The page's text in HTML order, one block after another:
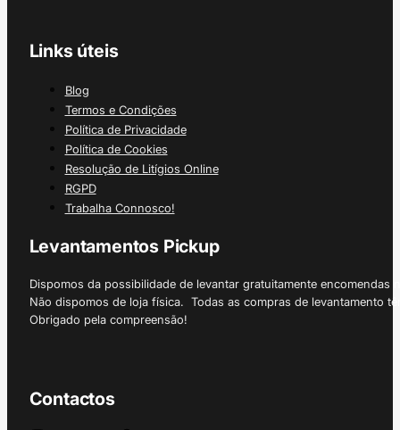
Links úteis
Blog
Termos e Condições
Política de Privacidade
Política de Cookies
Resolução de Litígios Online
RGPD
Trabalha Connosco!
Levantamentos Pickup
Dispomos da possibilidade de levantar gratuitamente
Não dispomos de loja física. Todas as compras de levantamento
Obrigado pela compreensão!
Contactos